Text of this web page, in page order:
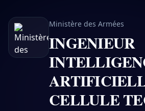
Ministère des Armées
INGENIEUR
CELLULE